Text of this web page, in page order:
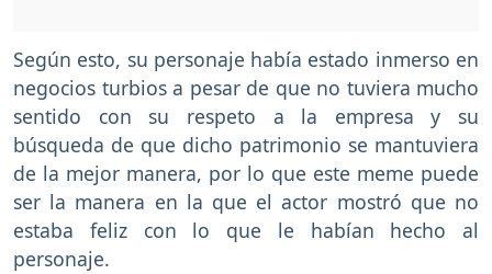
Según esto, su personaje había estado inmerso en
negocios turbios a pesar de que no tuviera mucho
sentido con su respeto a la empresa y su
búsqueda de que dicho patrimonio se mantuviera
de la mejor manera, por lo que este meme puede
ser la manera en la que el actor mostró que no
estaba feliz con lo que le habían hecho al
personaje.